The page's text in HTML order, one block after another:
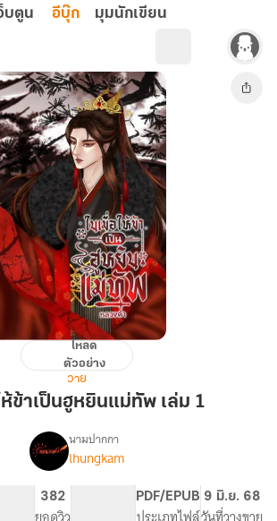
บตูน อีบุ๊ก มุมนักเขียน
โหลด
ตัวอย่าง
วาย
ห้ข้าเป็นฮูหยินแม่ทัพ เล่ม 1
เรื่อง
นามปากกา
lhungkam
382 PDF/EPUB 9 มิ.ย. 68